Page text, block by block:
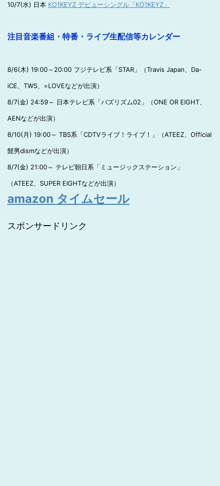
10/7(水) 日本 KO1KEYZ デビューシングル「KO1KEYZ」
注目音楽番組・特番・ライブ生配信等カレンダー
8/6(木) 19:00～20:00 フジテレビ系「STAR」（Travis Japan、Da-
iCE、TWS、=LOVEなどが出演）
8/7(金) 24:59～ 日本テレビ系「バズリズム02」（ONE OR EIGHT、
AENなどが出演）
8/10(月) 19:00～ TBS系「CDTVライブ！ライブ！」（ATEEZ、Official
髭男dismなどが出演）
8/7(金) 21:00～ テレビ朝日系「ミュージックステーション」
（ATEEZ、SUPER EIGHTなどが出演）
amazon タイムセール
スポンサードリンク